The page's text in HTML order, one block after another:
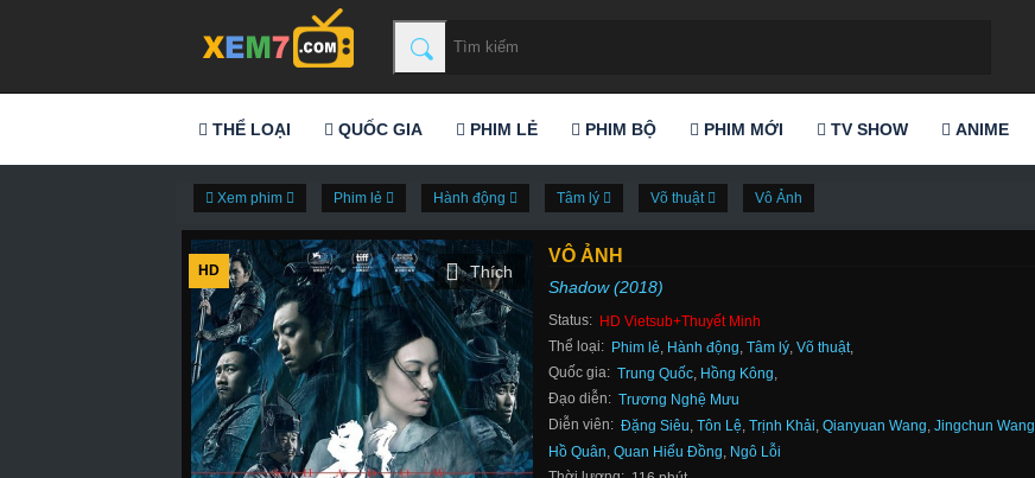
THỂ LOẠI QUỐC GIA PHIM LẺ PHIM BỘ PHIM MỚI TV SHOW ANIME
Xem phim Phim lẻ Hành động Tâm lý Võ thuật Vô Ảnh
HD
VÔ ẢNH
Shadow (2018)
Status: HD Vietsub+Thuyết Minh
Thể loại: Phim lẻ, Hành động,Tâm lý,Võ thuật,
Quốc gia: Trung Quốc, Hồng Kông,
Đạo diễn: Trương Nghệ Mưu
Diễn viên: Đặng Siêu,Tôn Lệ,Trịnh Khải,Qianyuan Wang,Jingchun Wang
Hồ Quân,Quan Hiểu Đồng, Ngô Lỗi